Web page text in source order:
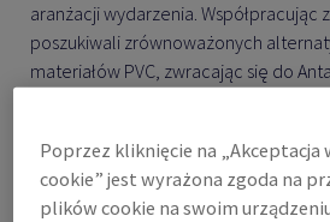
aranżacji wydarzenia. Współpracując
poszukiwali zrównoważonych
materiałów PVC, zwracając się do
rozwiązania. Ta współpraca
wizualnego z wykorzystaniem Stadur
Poprzez kliknięcie na
cookie” jest wyrażona zgoda na
plików cookie na swoim